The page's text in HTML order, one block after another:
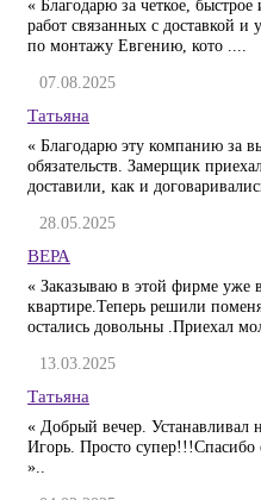
« Благодарю за четкое,
работ связанных с доставкой и
по монтажу Евгению, кото ....
07.08.2025
Татьяна
« Благодарю эту компанию за
обязательств. Замерщик
доставили, как и
28.05.2025
ВЕРА
« Заказываю в этой фирме уже
квартире.Теперь решили
остались довольны .Приехал
13.03.2025
Татьяна
« Добрый вечер. Устанавливал
Игорь. Просто
»..